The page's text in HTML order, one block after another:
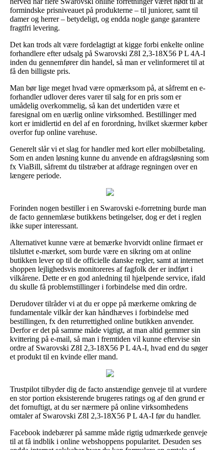
formindske prisniveauet på produkterne – til juniorer, samt til
damer og herrer – betydeligt, og endda nogle gange garantere
fragtfri levering.
Det kan trods alt være fordelagtigt at kigge forbi enkelte online
forhandlere efter udsalg på Swarovski Z8I 2,3-18X56 P L 4A-I
inden du gennemfører din handel, så man er velinformeret til at
få den billigste pris.
Man bør lige meget hvad være opmærksom på, at såfremt en e-
forhandler udlover deres varer til salg for en pris som er
umådelig overkommelig, så kan det undertiden være et
faresignal om en uærlig online virksomhed. Bestillinger med
kort er imidlertid en del af en forordning, hvilket skærmer køber
overfor fup online varehuse.
Generelt slår vi et slag for handler med kort eller mobilbetaling.
Som en anden løsning kunne du anvende en afdragsløsning som
fx ViaBill, såfremt du tilstræber at afdrage regningen over en
længere periode.
Forinden nogen bestiller i en Swarovski e-forretning burde man
de facto gennemlæse butikkens betingelser, dog er det i reglen
ikke super interessant.
Alternativet kunne være at bemærke hvorvidt online firmaet er
tilsluttet e-mærket, som burde være en sikring om at online
butikken lever op til de officielle danske regler, samt at internet
shoppen lejlighedsvis monitoreres af fagfolk der er indført i
vilkårene. Dette er en god anledning til hjælpende service, ifald
du skulle få problemstillinger i forbindelse med din ordre.
Derudover tilråder vi at du er oppe på mærkerne omkring de
fundamentale vilkår der kan håndhæves i forbindelse med
bestillingen, fx den returrettighed online butikken anvender.
Derfor er det på samme måde vigtigt, at man altid gemmer sin
kvittering på e-mail, så man i fremtiden vil kunne eftervise sin
ordre af Swarovski Z8I 2,3-18X56 P L 4A-I, hvad end du søger
et produkt til en kvinde eller mand.
Trustpilot tilbyder dig de facto anstændige genveje til at vurdere
en stor portion eksisterende brugeres ratings og af den grund er
det fornuftigt, at du ser nærmere på online virksomhedens
omtaler af Swarovski Z8I 2,3-18X56 P L 4A-I før du handler.
Facebook indebærer på samme måde rigtig udmærkede genveje
til at få indblik i online webshoppens popularitet. Desuden ses